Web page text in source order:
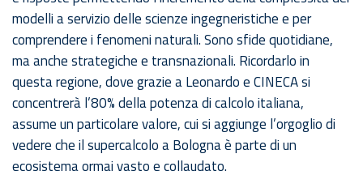
modelli a servizio delle scienze ingegneristiche e per
comprendere i fenomeni naturali. Sono sfide quotidiane,
ma anche strategiche e transnazionali. Ricordarlo in
questa regione, dove grazie a Leonardo e CINECA si
concentrerà l’80% della potenza di calcolo italiana,
assume un particolare valore, cui si aggiunge l’orgoglio di
vedere che il supercalcolo a Bologna è parte di un
ecosistema ormai vasto e collaudato.